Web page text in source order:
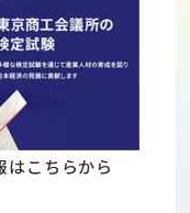
はこちらから